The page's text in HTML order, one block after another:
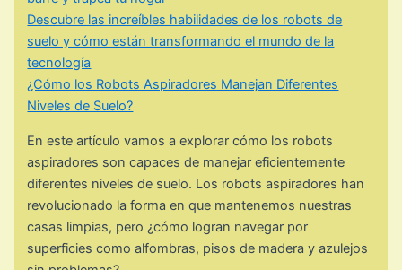
Descubre las increíbles habilidades de los robots de
suelo y cómo están transformando el mundo de la
tecnología
¿Cómo los Robots Aspiradores Manejan Diferentes
Niveles de Suelo?
En este artículo vamos a explorar cómo los robots
aspiradores son capaces de manejar eficientemente
diferentes niveles de suelo. Los robots aspiradores han
revolucionado la forma en que mantenemos nuestras
casas limpias, pero ¿cómo logran navegar por
superficies como alfombras, pisos de madera y azulejos